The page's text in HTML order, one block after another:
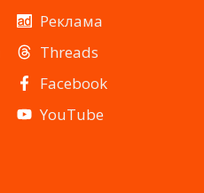
Реклама
Threads
Facebook
YouTube